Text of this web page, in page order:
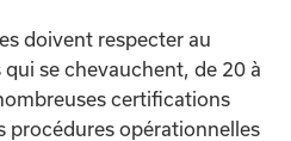
doivent respecter au
se chevauchent, de 20 à
certifications
procédures opérationnelles